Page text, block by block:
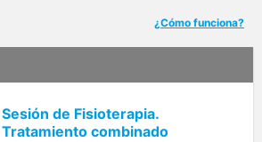
¿Cómo funciona?
Sesión de Fisioterapia.
Tratamiento combinado